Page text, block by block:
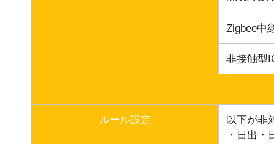
Zigbee中
非接触型
ルール設定
以下が非
・日出・